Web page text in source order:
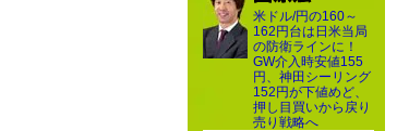
米ドル/円の160～
162円台は日米当局
の防衛ラインに！
GW介入時安値155
円、神田シーリング
152円が下値めど、
押し目買いから戻り
売り戦略へ